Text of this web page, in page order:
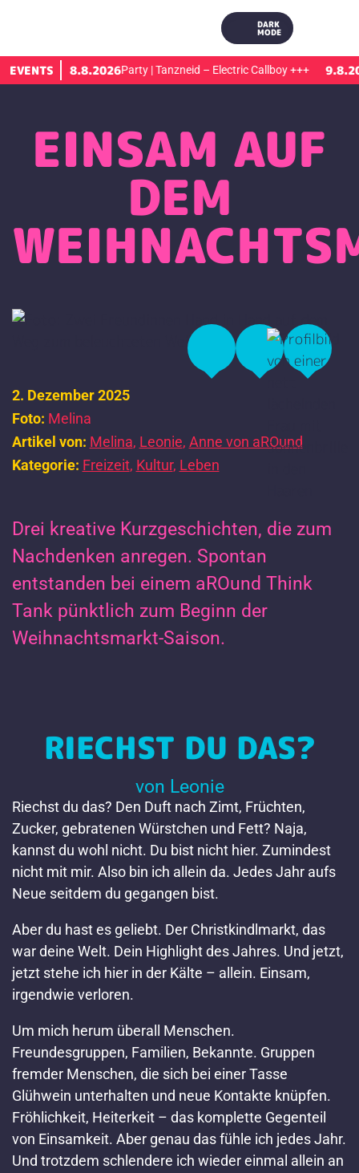
DARK
MODE
EVENTS
+++ 8.8.2026Party | Tanzneid – Electric Callboy+++ 9.8.2026
EINSAM AUF
DEM
2. Dezember 2025
Foto: Melina
Artikel von: Melina, Leonie, Anne von aROund
Kategorie: Freizeit, Kultur, Leben
Drei kreative Kurzgeschichten, die zum
Nachdenken anregen. Spontan
entstanden bei einem aROund Think
Tank pünktlich zum Beginn der
Weihnachtsmarkt-Saison.
RIECHST DU DAS?
von Leonie
Riechst du das? Den Duft nach Zimt, Früchten,
Zucker, gebratenen Würstchen und Fett? Naja,
kannst du wohl nicht. Du bist nicht hier. Zumindest
nicht mit mir. Also bin ich allein da. Jedes Jahr aufs
Neue seitdem du gegangen bist.
Aber du hast es geliebt. Der Christkindlmarkt, das
war deine Welt. Dein Highlight des Jahres. Und jetzt,
jetzt stehe ich hier in der Kälte – allein. Einsam,
irgendwie verloren.
Um mich herum überall Menschen.
Freundesgruppen, Familien, Bekannte. Gruppen
fremder Menschen, die sich bei einer Tasse
Glühwein unterhalten und neue Kontakte knüpfen.
Fröhlichkeit, Heiterkeit – das komplette Gegenteil
von Einsamkeit. Aber genau das fühle ich jedes Jahr.
Und trotzdem schlendere ich wieder einmal allein an